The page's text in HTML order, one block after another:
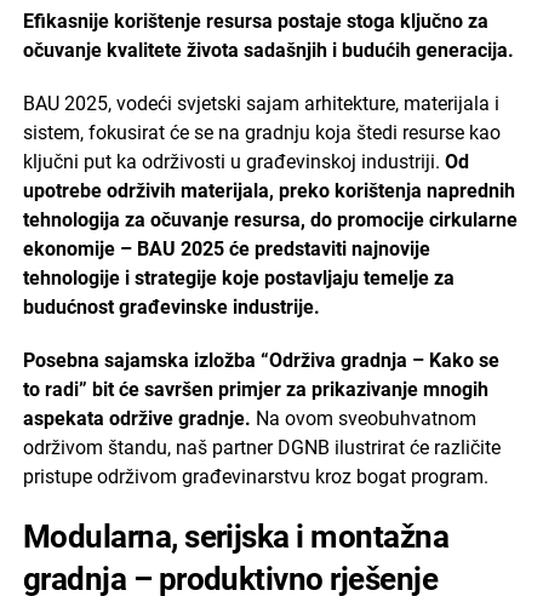
Efikasnije korištenje resursa postaje stoga ključno za
očuvanje kvalitete života sadašnjih i budućih generacija.
BAU 2025, vodeći svjetski sajam arhitekture, materijala i
sistem, fokusirat će se na gradnju koja štedi resurse kao
ključni put ka održivosti u građevinskoj industriji. Od
upotrebe održivih materijala, preko korištenja naprednih
tehnologija za očuvanje resursa, do promocije cirkularne
ekonomije – BAU 2025 će predstaviti najnovije
tehnologije i strategije koje postavljaju temelje za
budućnost građevinske industrije.
Posebna sajamska izložba “Održiva gradnja – Kako se
to radi” bit će savršen primjer za prikazivanje mnogih
aspekata održive gradnje. Na ovom sveobuhvatnom
održivom štandu, naš partner DGNB ilustrirat će različite
pristupe održivom građevinarstvu kroz bogat program.
Modularna, serijska i montažna
gradnja – produktivno rješenje